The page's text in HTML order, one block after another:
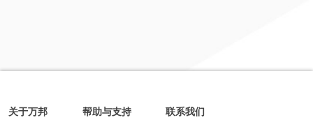
关于万邦 帮助与支持 联系我们